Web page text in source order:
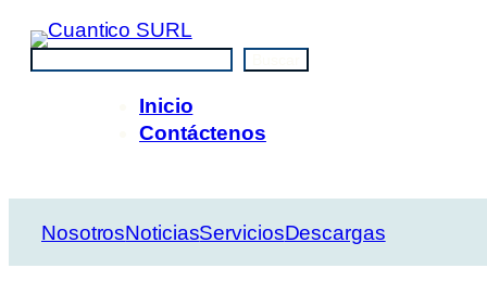
Saltar
contenido
Inicio
Contáctenos
NosotrosNoticiasServiciosDescargas